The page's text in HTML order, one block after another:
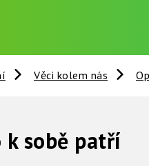
Věci kolem nás
k sobě patří